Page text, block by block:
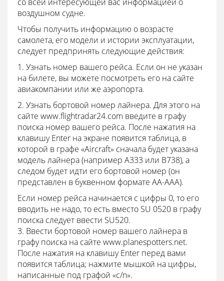
воздушном судне.
Чтобы получить информацию о возрасте
самолета, его модели и истории эксплуатации,
следует предпринять следующие действия:
1. Узнать номер вашего рейса. Если он не указан
на билете, вы можете посмотреть его на сайте
авиакомпании или же аэропорта.
2. Узнать бортовой номер лайнера. Для этого на
сайте www.flightradar24.com введите в графу
поиска номер вашего рейса. После нажатия на
клавишу Enter на экране появится таблица, в
которой в графе «Aircraft» сначала будет указана
модель лайнера (например A333 или B738), а
следом будет идти его бортовой номер (он
представлен в буквенном формате AA-AAA).
Если номер рейса начинается с цифры 0, то его
вводить не надо, то есть вместо SU 0520 в графу
поиска следует ввести SU520.
3. Ввести бортовой номер вашего лайнера в
графу поиска на сайте www.planespotters.net.
После нажатия на клавишу Enter перед вами
появится таблица; нажмите мышкой на цифры,
написанные под графой «c/n».